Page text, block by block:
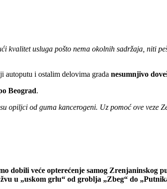
kvalitet usluga pošto nema okolnih sadržaja, niti
autoputu i ostalim delovima grada nesumnjivo
Beograd.
opiljci od guma kancerogeni. Uz pomoć ove veze
dobili veće opterećenje samog Zrenjaninskog
u „uskom grlu“ od groblja „Zbeg“ do